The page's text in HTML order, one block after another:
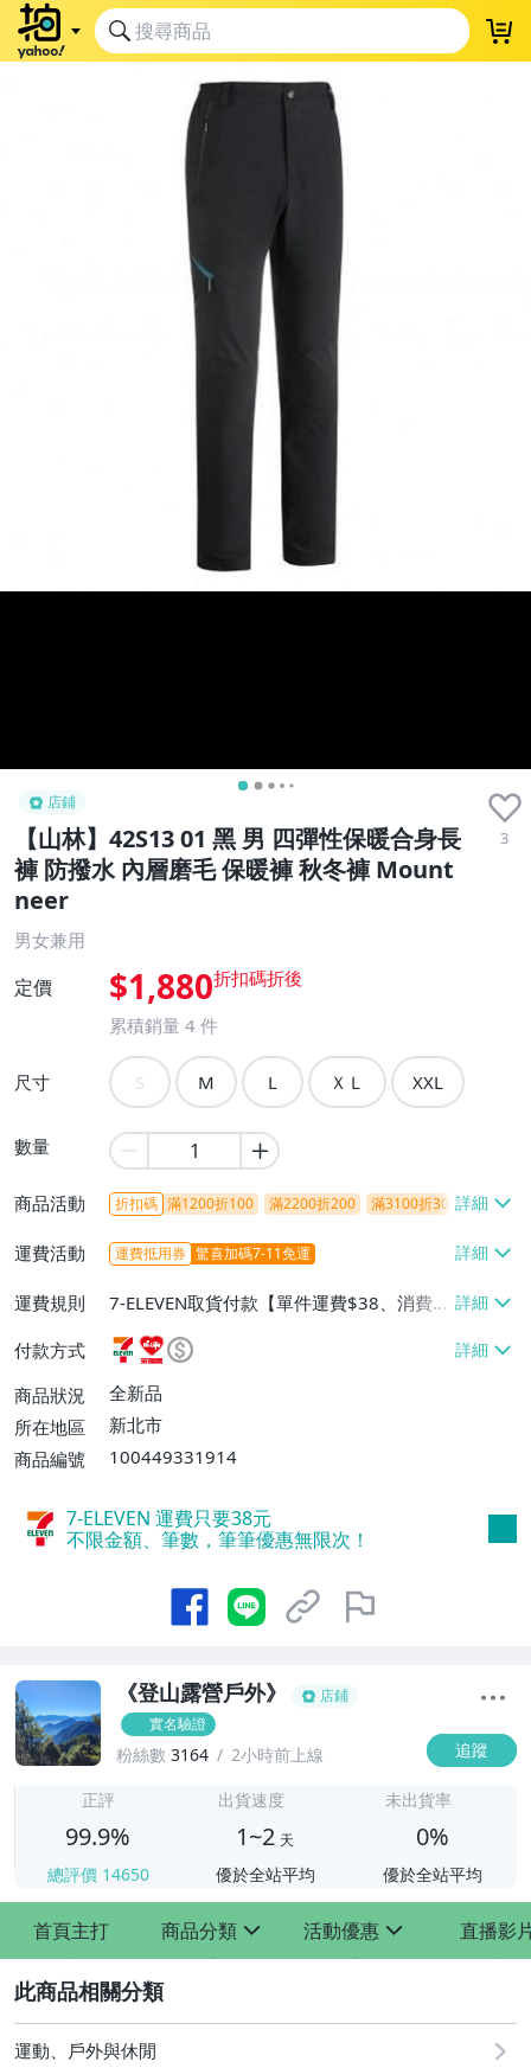
店鋪
【山林】42S13 01 黑 男 四彈性保暖合身長
褲 防撥水 內層磨毛 保暖褲 秋冬褲 Mount
neer
3
男女兼用
定價 $1,880
累積銷量 4 件
尺寸 S M L ＸＬ XXL
數量
商品活動 折扣碼 滿1200折100 滿2200折200 滿3100折300 滿5000
運費活動 運費抵用券 驚喜加碼7-11免運
運費規則
7-ELEVEN取貨付款【單件運費$38、消費滿
$888免運費】、7-ELEVEN取貨不付款【單
件運費$38、消費滿$888免運費】、萊爾富
取貨付款【單件運費$60、消費滿$999免運
費】、郵局掛號【單件運費$80、消費滿$1
付款方式
商品狀況
全新品
所在地區
新北市
商品編號
100449331914
7-ELEVEN 運費只要38元
不限金額、筆數，筆筆優惠無限次！
《登山露營戶外》
店鋪
實名驗證
粉絲數 3164 2小時前上線 追蹤
正評
99.9%
總評價 14650
出貨速度
1~2 天
優於全站平均
未出貨率
0%
優於全站平均
首頁主打 商品分類 活動優惠
[全店] 特惠
直播影
運動、戶外與休閒